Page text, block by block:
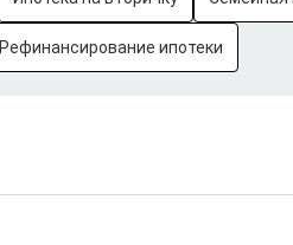
Рефинансирование ипотеки